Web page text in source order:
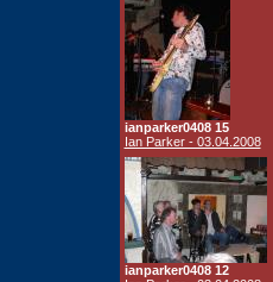
ianparker0408 15
Ian Parker - 03.04.2008
ianparker0408 12